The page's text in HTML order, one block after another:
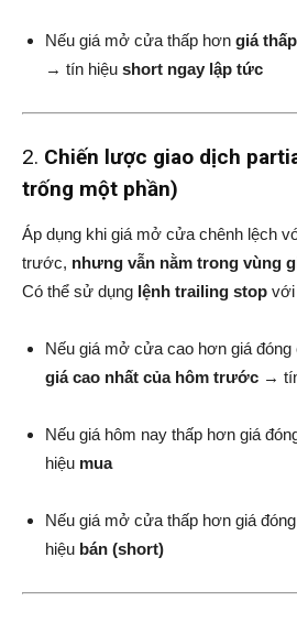
Nếu giá mở cửa thấp hơn giá
→ tín hiệu short ngay lập tức
2. Chiến lược giao dịch
trống một phần)
Áp dụng khi giá mở cửa chênh lệch
trước, nhưng vẫn nằm trong vùng
Có thể sử dụng lệnh trailing stop với
Nếu giá mở cửa cao hơn giá
giá cao nhất của hôm trước →
Nếu giá hôm nay thấp hơn giá
hiệu mua
Nếu giá mở cửa thấp hơn giá
hiệu bán (short)